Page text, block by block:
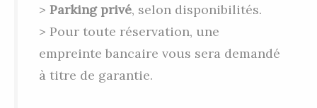
> Parking privé, selon disponibilités.
> Pour toute réservation, une
empreinte bancaire vous sera demandé
à titre de garantie.